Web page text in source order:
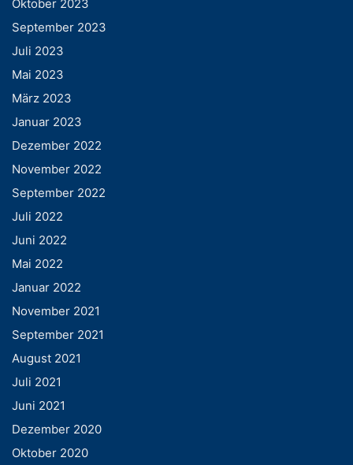
Oktober 2023
September 2023
Juli 2023
Mai 2023
März 2023
Januar 2023
Dezember 2022
November 2022
September 2022
Juli 2022
Juni 2022
Mai 2022
Januar 2022
November 2021
September 2021
August 2021
Juli 2021
Juni 2021
Dezember 2020
Oktober 2020